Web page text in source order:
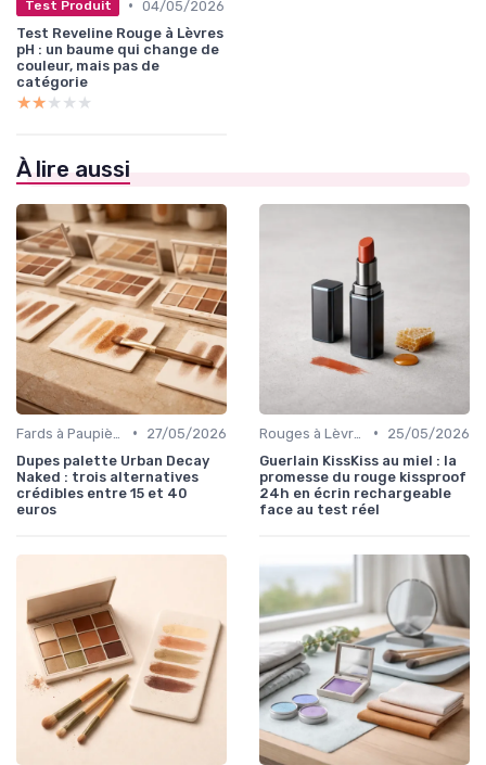
Test Produit • 04/05/2026
Test Reveline Rouge à Lèvres
pH : un baume qui change de
couleur, mais pas de
catégorie
★★★★★
★★★★★
À lire aussi
•
27/05/2026
Dupes palette Urban Decay
Naked : trois alternatives
crédibles entre 15 et 40
euros
•
25/05/2026
Guerlain KissKiss au miel : la
promesse du rouge kissproof
24h en écrin rechargeable
face au test réel